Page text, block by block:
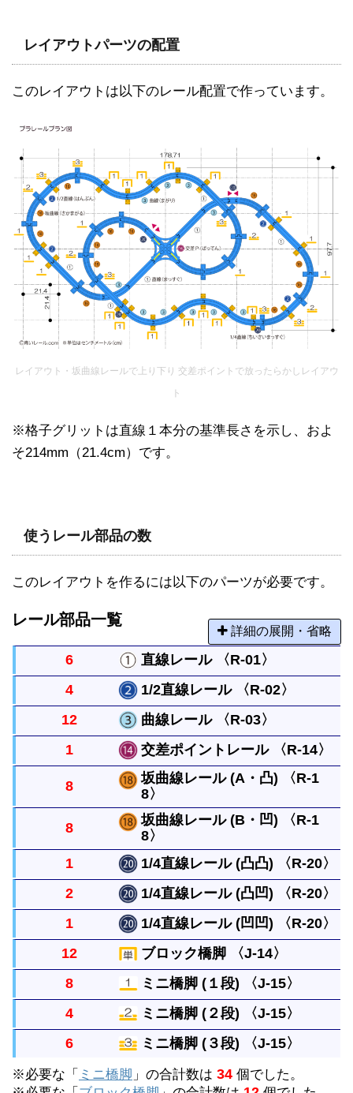
レイアウトパーツの配置
このレイアウトは以下のレール配置で作っています。
レイアウト・坂曲線レールで上り下り 交差ポイントで放ったらかしレイアウ
ト
※格子グリットは直線１本分の基準長さを示し、およ
そ214mm（21.4cm）です。
使うレール部品の数
このレイアウトを作るには以下のパーツが必要です。
レール部品一覧
詳細の展開・省略
6 直線レール 〈R-01〉
まっすぐなレールですべてのレールの基本になる長
さです。
4 1/2直線レール 〈R-02〉
直線レールの半分の長さのまっすぐなレールです。
12 曲線レール 〈R-03〉
曲がったレールで半径は直線レール１本と同じで
す。円には８本必要です。
1 交差ポイントレール 〈R-14〉
レールを十字に交差させるレールで、1/2直線を２
本つなぐと曲線レール２本と同じ長さにできます。
8
坂曲線レール (A・凸) 〈R-1
8〉
曲線レールと同じ長さで１本ずつ坂を作るレールで
す。ブロック橋脚１個の高さに上げるには４本必要
です。
8
坂曲線レール (B・凹) 〈R-1
8〉
曲線レールと同じ長さで１本ずつ坂を作るレールで
す。ブロック橋脚１個の高さに上げるには４本必要
1 1/4直線レール (凸凸) 〈R-20〉
直線レールの1/4の長さの真っすぐなレールです。
つなぎ目が凸凸、凸凹、凹凹になった３種類があり
ます。
2 1/4直線レール (凸凹) 〈R-20〉
直線レールの1/4の長さの真っすぐなレールです。
つなぎ目が凸凸、凸凹、凹凹になった３種類があり
1 1/4直線レール (凹凹) 〈R-20〉
直線レールの1/4の長さの真っすぐなレールです。
つなぎ目が凸凸、凸凹、凹凹になった３種類があり
12 ブロック橋脚 〈J-14〉
単線の高架をつくるときにレールをささえます。上
に何段も重ねることができます。
8 ミニ橋脚 (１段) 〈J-15〉
坂曲線レールの下において使います。４個重ねると
ブロック橋脚の代わりになります。（重ねた個数別
で表示しています。）
4 ミニ橋脚 (２段) 〈J-15〉
ブロック橋脚の代わりになります。（重ねた個数別
6 ミニ橋脚 (３段) 〈J-15〉
坂曲線レールの下において使います。４個重ねると
※必要な「 ミニ橋脚 」の合計数は 34 個でした。